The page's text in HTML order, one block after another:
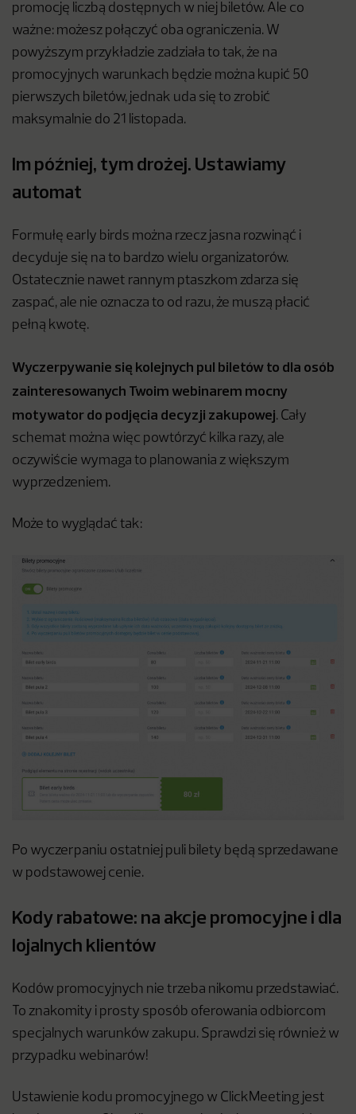
promocję liczbą dostępnych w niej biletów. Ale co
ważne: możesz połączyć oba ograniczenia. W
powyższym przykładzie zadziała to tak, że na
promocyjnych warunkach będzie można kupić 50
pierwszych biletów, jednak uda się to zrobić
maksymalnie do 21 listopada.
Im później, tym drożej. Ustawiamy
automat
Formułę early birds można rzecz jasna rozwinąć i
decyduje się na to bardzo wielu organizatorów.
Ostatecznie nawet rannym ptaszkom zdarza się
zaspać, ale nie oznacza to od razu, że muszą płacić
pełną kwotę.
Wyczerpywanie się kolejnych pul biletów to dla osób
zainteresowanych Twoim webinarem mocny
motywator do podjęcia decyzji zakupowej. Cały
schemat można więc powtórzyć kilka razy, ale
oczywiście wymaga to planowania z większym
wyprzedzeniem.
Może to wyglądać tak:
Po wyczerpaniu ostatniej puli bilety będą sprzedawane
w podstawowej cenie.
Kody rabatowe: na akcje promocyjne i dla
lojalnych klientów
Kodów promocyjnych nie trzeba nikomu przedstawiać.
To znakomity i prosty sposób oferowania odbiorcom
specjalnych warunków zakupu. Sprawdzi się również w
przypadku webinarów!
Ustawienie kodu promocyjnego w ClickMeeting jest